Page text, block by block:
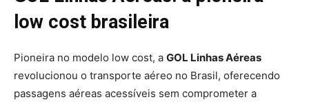
low cost brasileira
Pioneira no modelo low cost, a GOL Linhas Aéreas
revolucionou o transporte aéreo no Brasil, oferecendo
passagens aéreas acessíveis sem comprometer a